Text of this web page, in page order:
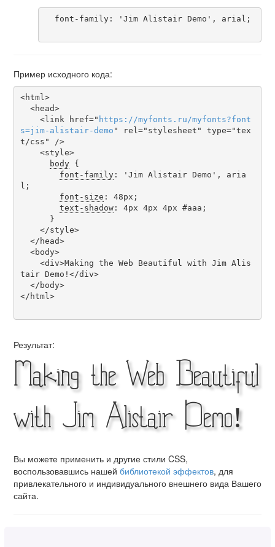
Пример исходного кода:
<html>
    <link href="
https ://myfonts . ru/myfonts?font
s=jim-alistair-demo " rel="stylesheet" type="tex
t/css" />
body {
font-family: 'Jim Alistair Demo', aria
l;
font-size : 48px;
text-shadow: 4px 4px 4px #aaa;
tair Demo!</div>
</html>
Результат:
Making the Web Beautiful
with Jim Alistair Demo!
Вы можете применить и другие стили CSS,
воспользовавшись нашей библиотекой эффектов, для
привлекательного и индивидуального внешнего вида Вашего
сайта.